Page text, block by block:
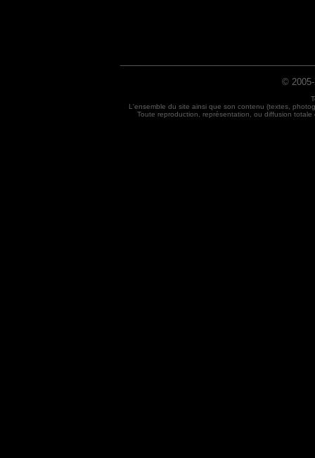
©
L'ensemble du site ainsi que son contenu (textes,
Toute reproduction, représentation, ou diffusion